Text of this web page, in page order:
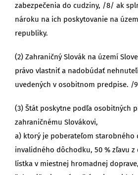
zabezpečenia do cudziny, /8/ ak
nároku na ich poskytovanie na
republiky.
(2) Zahraničný Slovák na území
právo vlastniť a nadobúdať
uvedených v osobitnom predpise. /
(3) Štát poskytne podľa osobitných
zahraničnému Slovákovi,
a) ktorý je poberateľom starobného
invalidného dôchodku, 50 % zľavu z
lístka v miestnej hromadnej